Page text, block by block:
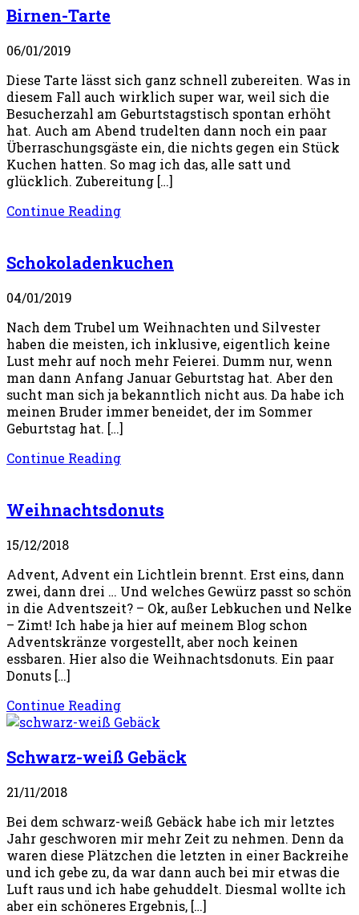
Birnen-Tarte
06/01/2019
Diese Tarte lässt sich ganz schnell zubereiten. Was in
diesem Fall auch wirklich super war, weil sich die
Besucherzahl am Geburtstagstisch spontan erhöht
hat. Auch am Abend trudelten dann noch ein paar
Überraschungsgäste ein, die nichts gegen ein Stück
Kuchen hatten. So mag ich das, alle satt und
glücklich. Zubereitung […]
Continue Reading
Schokoladenkuchen
04/01/2019
Nach dem Trubel um Weihnachten und Silvester
haben die meisten, ich inklusive, eigentlich keine
Lust mehr auf noch mehr Feierei. Dumm nur, wenn
man dann Anfang Januar Geburtstag hat. Aber den
sucht man sich ja bekanntlich nicht aus. Da habe ich
meinen Bruder immer beneidet, der im Sommer
Geburtstag hat. […]
Continue Reading
Weihnachtsdonuts
15/12/2018
Advent, Advent ein Lichtlein brennt. Erst eins, dann
zwei, dann drei … Und welches Gewürz passt so schön
in die Adventszeit? – Ok, außer Lebkuchen und Nelke
– Zimt! Ich habe ja hier auf meinem Blog schon
Adventskränze vorgestellt, aber noch keinen
essbaren. Hier also die Weihnachtsdonuts. Ein paar
Donuts […]
Continue Reading
Schwarz-weiß Gebäck
21/11/2018
Bei dem schwarz-weiß Gebäck habe ich mir letztes
Jahr geschworen mir mehr Zeit zu nehmen. Denn da
waren diese Plätzchen die letzten in einer Backreihe
und ich gebe zu, da war dann auch bei mir etwas die
Luft raus und ich habe gehuddelt. Diesmal wollte ich
aber ein schöneres Ergebnis, […]